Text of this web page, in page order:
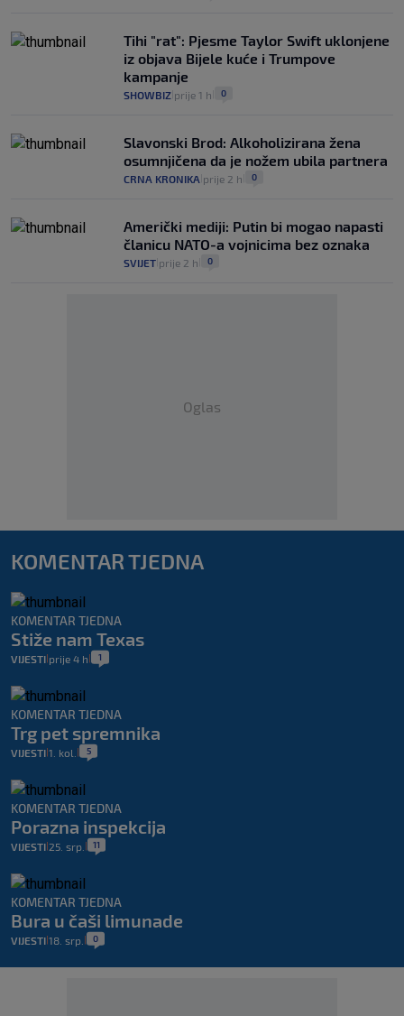
Tihi "rat": Pjesme Taylor Swift uklonjene
iz objava Bijele kuće i Trumpove
kampanje
SHOWBIZ prije 1 h 0
Slavonski Brod: Alkoholizirana žena
osumnjičena da je nožem ubila partnera
CRNA KRONIKA prije 2 h 0
Američki mediji: Putin bi mogao napasti
članicu NATO-a vojnicima bez oznaka
SVIJET prije 2 h 0
Oglas
KOMENTAR TJEDNA
KOMENTAR TJEDNA
Stiže nam Texas
VIJESTI prije 4 h 1
KOMENTAR TJEDNA
Trg pet spremnika
VIJESTI 1. kol. 5
KOMENTAR TJEDNA
Porazna inspekcija
VIJESTI 25. srp. 11
KOMENTAR TJEDNA
Bura u čaši limunade
VIJESTI 18. srp. 0